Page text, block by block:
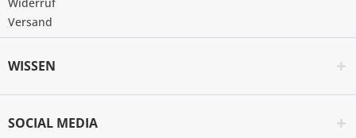
Versand
WISSEN
SOCIAL MEDIA